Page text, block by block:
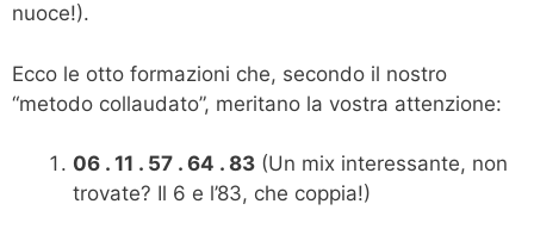
nuoce!).
Ecco le otto formazioni che, secondo il nostro
“metodo collaudato”, meritano la vostra attenzione:
06 . 11 . 57 . 64 . 83 (Un mix interessante, non
trovate? Il 6 e l’83, che coppia!)